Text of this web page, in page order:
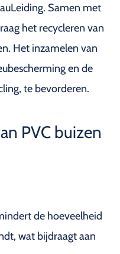
Samen met
het recycleren van
Het inzamelen van
en de
te bevorderen.
PVC buizen
de hoeveelheid
wat bijdraagt aan